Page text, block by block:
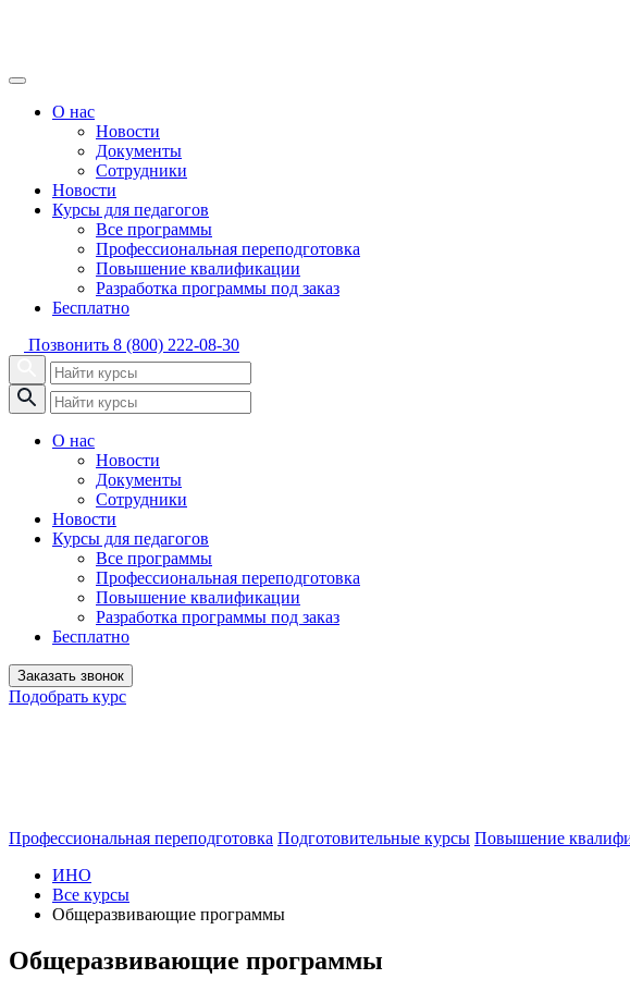
О нас
Новости
Документы
Сотрудники
Новости
Курсы для педагогов
Все программы
Профессиональная переподготовка
Повышение квалификации
Разработка программы под заказ
Бесплатно
Позвонить 8 (800) 222-08-30
О нас
Новости
Документы
Сотрудники
Новости
Курсы для педагогов
Все программы
Профессиональная переподготовка
Повышение квалификации
Разработка программы под заказ
Бесплатно
Заказать звонок
Подобрать курс
Профессиональная переподготовка Подготовительные курсы Повышение
ИНО
Все курсы
Общеразвивающие программы
Общеразвивающие программы